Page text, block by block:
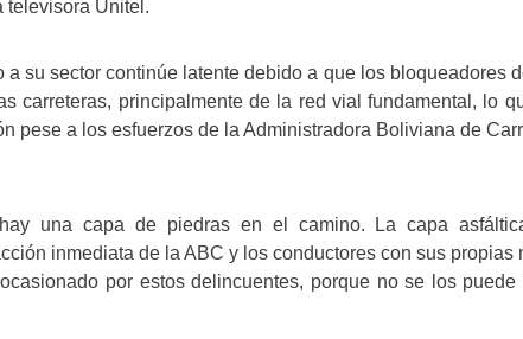
televisora Unitel.
su sector continúe latente debido a que los bloqueadores
carreteras, principalmente de la red vial fundamental, lo
pese a los esfuerzos de la Administradora Boliviana de
una capa de piedras en el camino. La capa
inmediata de la ABC y los conductores con sus propias
por estos delincuentes, porque no se los puede